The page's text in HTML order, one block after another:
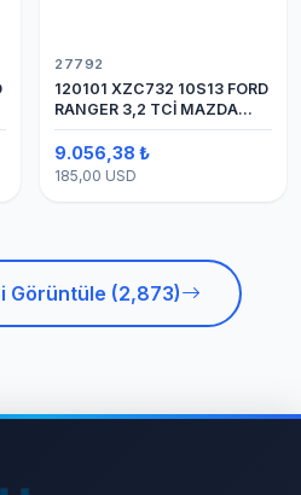
27792
120101 XZC732 10S13 FORD
RANGER 3,2 TCİ MAZDA
Y.M. KOMPRESÖR 7PK 12V
9.056,38 ₺
185,00 USD
Görüntüle (2,873)